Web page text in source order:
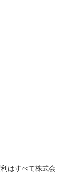
はすべて株式会